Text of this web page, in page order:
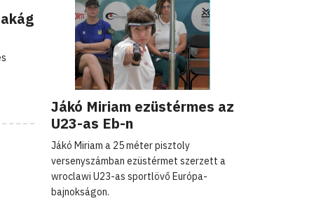
Jákó Miriam ezüstérmes az
U23-as Eb-n
Jákó Miriam a 25 méter pisztoly
versenyszámban ezüstérmet szerzett a
wroclawi U23-as sportlövő Európa-
bajnokságon.